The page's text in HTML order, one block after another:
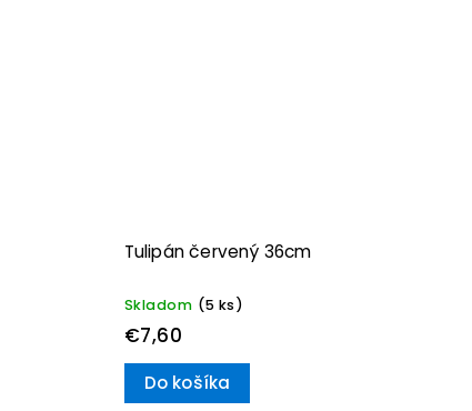
Tulipán červený 36cm
Skladom (5 ks)
€7,60
Do košíka